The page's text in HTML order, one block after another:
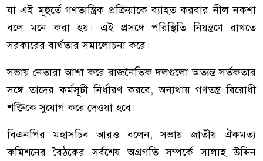
যা এই মূহুর্তে গণতান্ত্রিক প্রক্রিয়াকে ব্যাহত করবার নীল নকশা
বলে মনে করা হয়। এই প্রসঙ্গে পরিস্থিতি নিয়ন্ত্রণে রাখতে
সরকারের ব্যর্থতার সমালোচনা করে।
সভায় নেতারা আশা করে রাজনৈতিক দলগুলো অত্যন্ত সর্তকতার
সঙ্গে তাদের কর্মসূচী নির্ধারণ করবে, অন্যথায় গণতন্ত্র বিরোধী
শক্তিকে সুযোগ করে দেওয়া হবে।
বিএনপির মহাসচিব আরও বলেন, সভায় জাতীয় ঐকমত্য
কমিশনের বৈঠকের সর্বশেষ অগ্রগতি সম্পর্কে সালাহ উদ্দিন